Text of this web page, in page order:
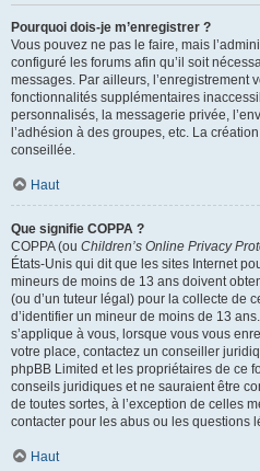
Pourquoi dois-je m’enregistrer ?
Vous pouvez ne pas le faire, mais
configuré les forums afin qu’il soit
messages. Par ailleurs, l’enregistrement
fonctionnalités supplémentaires
personnalisés, la messagerie privée,
l’adhésion à des groupes, etc. La
conseillée.
Haut
Que signifie COPPA ?
COPPA (ou Children’s Online Privacy
États-Unis qui dit que les sites Internet
mineurs de moins de 13 ans doivent
(ou d’un tuteur légal) pour la collecte de
d’identifier un mineur de moins de 13
s’applique à vous, lorsque vous vous
votre place, contactez un conseiller
phpBB Limited et les propriétaires de ce
conseils juridiques et ne sauraient être
de toutes sortes, à l’exception de celles
contacter pour les abus ou les questions
Haut